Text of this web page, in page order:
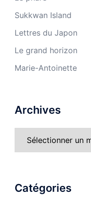
Sukkwan Island
Lettres du Japon
Le grand horizon
Marie-Antoinette
Archives
Catégories